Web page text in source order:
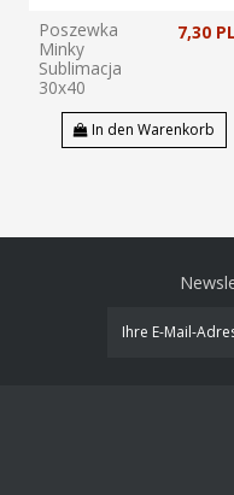
Poszewka
Minky
Sublimacja
30x40
7,30
In den Warenkorb